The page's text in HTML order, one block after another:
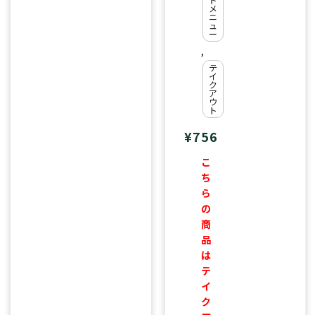
【
中
口
】
ビ
ー
フ
レ
ー
メ
ニ
ュ
ー
,
テ
イ
ク
ア
ウ
ト
¥756
こ
ち
ら
の
商
品
は
テ
イ
ク